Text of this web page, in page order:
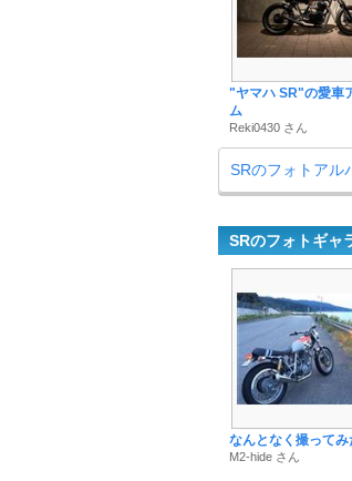
"ヤマハ SR"の愛車
ム
Reki0430 さん
SRのフォトアル
SRのフォトギャ
なんとなく撮ってみ
M2-hide さん